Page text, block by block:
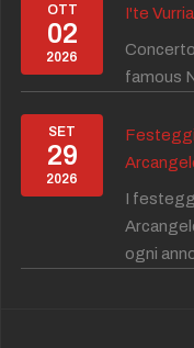
OTT
02
2026
I'te
famous
SET
29
2026
I
ogni